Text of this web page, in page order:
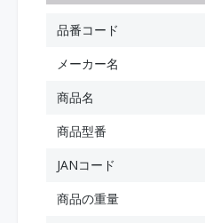
品番コード
メーカー名
商品名
商品型番
JANコード
商品の重量